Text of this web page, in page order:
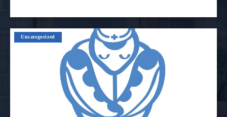
Uncategorized